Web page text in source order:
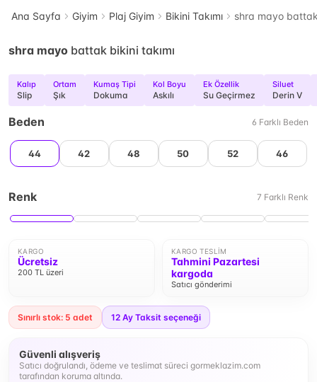
Ana Sayfa Giyim Plaj Giyim Bikini Takımı shra mayo battak
shra mayo battak bikini takımı
Kalıp
Slip
Ortam
Şık
Kumaş Tipi
Dokuma
Kol Boyu
Askılı
Ek Özellik
Su Geçirmez
Siluet
Derin V
Beden 6 Farklı Beden
44 42 48 50 52 46
Renk 7 Farklı Renk
KARGO
Ücretsiz
200 TL üzeri
KARGO TESLIM
Tahmini Pazartesi
kargoda
Satıcı gönderimi
Sınırlı stok: 5 adet 12 Ay Taksit seçeneği
Güvenli alışveriş
Satıcı doğrulandı, ödeme ve teslimat süreci gormeklazim.com
tarafından koruma altında.